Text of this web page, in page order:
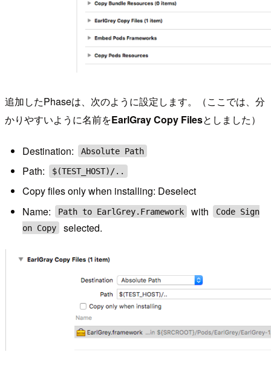
追加したPhaseは、次のように設定します。（ここでは、分
かりやすいように名前をEarlGray Copy Filesとしました）
Destination: Absolute Path
Path: $(TEST_HOST)/..
Copy files only when installing: Deselect
Name:
Path to EarlGrey.Framework with
Code Sign
on Copy
selected.